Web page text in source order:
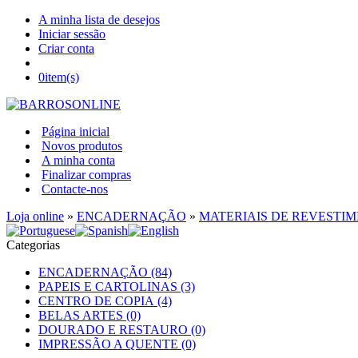
A minha lista de desejos
Iniciar sessão
Criar conta
0item(s)
Página inicial
Novos produtos
A minha conta
Finalizar compras
Contacte-nos
Loja online » ENCADERNAÇÃO » MATERIAIS DE
Categorias
ENCADERNAÇÃO (84)
PAPEIS E CARTOLINAS (3)
CENTRO DE COPIA (4)
BELAS ARTES (0)
DOURADO E RESTAURO (0)
IMPRESSÃO A QUENTE (0)